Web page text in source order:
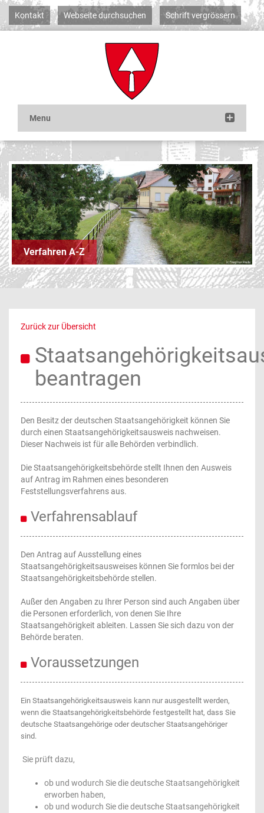
Kontakt Webseite durchsuchen Schrift vergrössern
Verfahren A-Z
Zurück zur Übersicht
beantragen
Den Besitz der deutschen Staatsangehörigkeit können Sie
durch einen Staatsangehörigkeitsausweis nachweisen.
Dieser Nachweis ist für alle Behörden verbindlich.
Die Staatsangehörigkeitsbehörde stellt Ihnen den Ausweis
auf Antrag im Rahmen eines besonderen
Feststellungsverfahrens aus.
Verfahrensablauf
Den Antrag auf Ausstellung eines
Staatsangehörigkeitsausweises können Sie formlos bei der
Staatsangehörigkeitsbehörde stellen.
Außer den Angaben zu Ihrer Person sind auch Angaben über
die Personen erforderlich, von denen Sie Ihre
Staatsangehörigkeit ableiten. Lassen Sie sich dazu von der
Behörde beraten.
Voraussetzungen
Ein Staatsangehörigkeitsausweis kann nur ausgestellt werden,
wenn die Staatsangehörigkeitsbehörde festgestellt hat, dass Sie
deutsche Staatsangehörige oder deutscher Staatsangehöriger
sind.
Sie prüft dazu,
ob und wodurch Sie die deutsche Staatsangehörigkeit
erworben haben,
ob und wodurch Sie die deutsche Staatsangehörigkeit